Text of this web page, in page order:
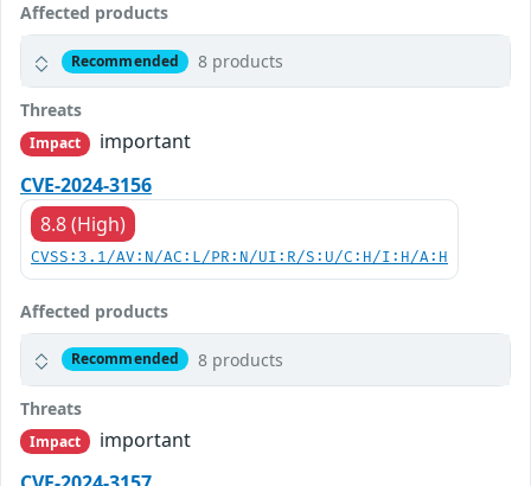
Affected products
Recommended 8 products
Threats
Impact
important
CVE-2024-3156
8.8 (High)
CVSS:3.1/AV:N/AC:L/PR:N/UI:R/S:U/C:H/I:H/A:H
Affected products
Recommended 8 products
Threats
Impact
important